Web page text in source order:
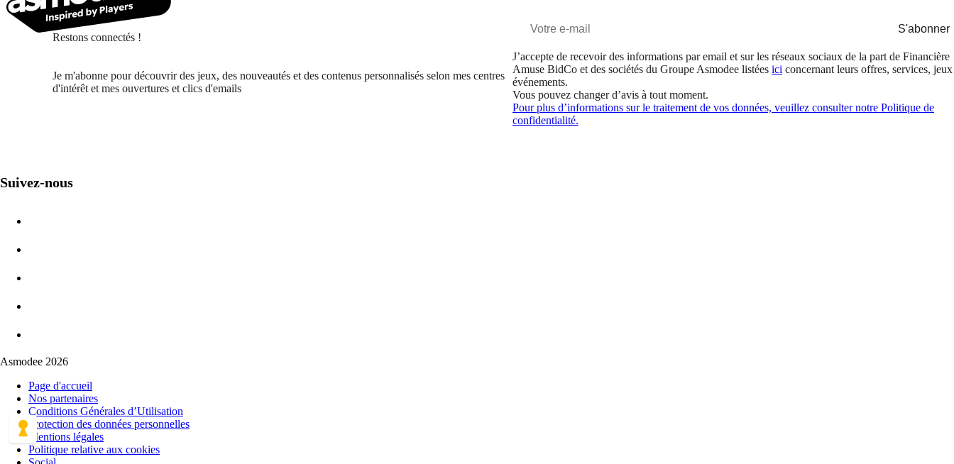
Restons connectés !
Je m'abonne pour découvrir des jeux, des nouveautés et des contenus personnalisés selon mes centres
d'intérêt et mes ouvertures et clics d'emails
S'abonner
J’accepte de recevoir des informations par email et sur les réseaux sociaux de la part de Financière
Amuse BidCo et des sociétés du Groupe Asmodee listées ici concernant leurs offres, services,
événements.
Vous pouvez changer d’avis à tout moment.
Pour plus d’informations sur le traitement de vos données, veuillez consulter notre Politique de
confidentialité.
Suivez-nous
Asmodee 2026
Page d'accueil
Nos partenaires
Conditions Générales d’Utilisation
Protection des données personnelles
Mentions légales
Politique relative aux cookies